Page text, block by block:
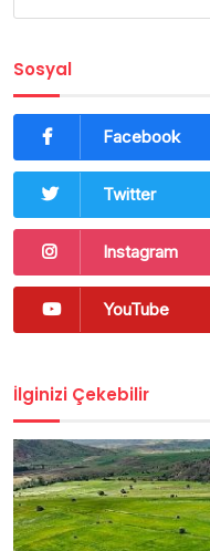
Sosyal
Facebook
Twitter
Instagram
YouTube
İlginizi Çekebilir